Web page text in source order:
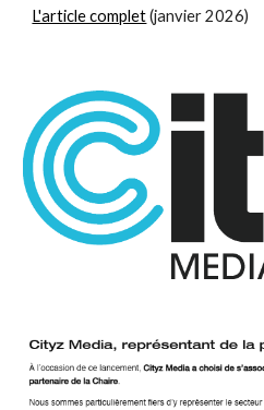
L'article complet (janvier 2026)